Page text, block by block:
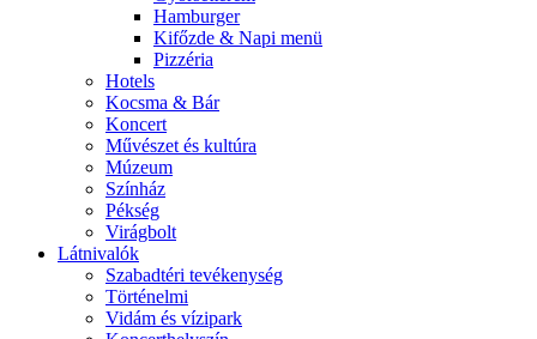
Hamburger
Kifőzde & Napi menü
Pizzéria
Hotels
Kocsma & Bár
Koncert
Művészet és kultúra
Múzeum
Színház
Pékség
Virágbolt
Látnivalók
Szabadtéri tevékenység
Történelmi
Vidám és vízipark